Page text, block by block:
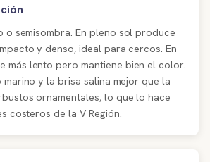
o semisombra. En pleno sol produce
y denso, ideal para cercos. En
más lento pero mantiene bien el color.
marino y la brisa salina mejor que la
ornamentales, lo que lo hace
costeros de la V Región.